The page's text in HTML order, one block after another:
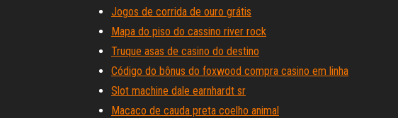
Jogos de corrida de ouro grátis
Mapa do piso do cassino river rock
Truque asas de casino do destino
Código do bônus do foxwood compra casino em linha
Slot machine dale earnhardt sr
Macaco de cauda preta coelho animal